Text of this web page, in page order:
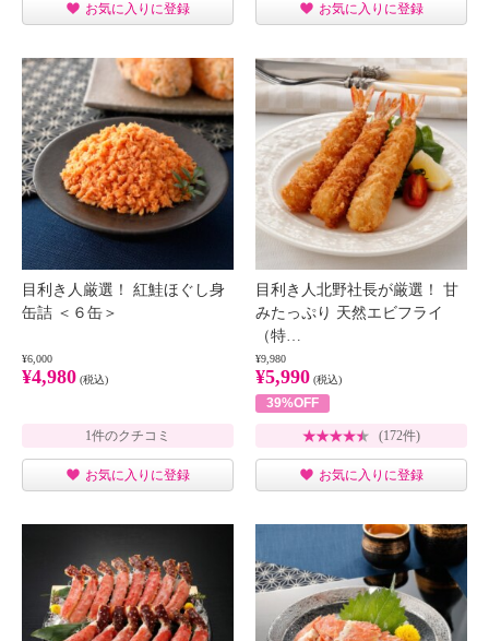
お気に入りに登録 お気に入りに登録
目利き人厳選！ 紅鮭ほぐし身
缶詰 ＜６缶＞
¥6,000
¥4,980 (税込)
1件のクチコミ
お気に入りに登録
目利き人北野社長が厳選！ 甘
みたっぷり 天然エビフライ
（特…
¥9,980
¥5,990 (税込)
39%OFF
(172件)
お気に入りに登録